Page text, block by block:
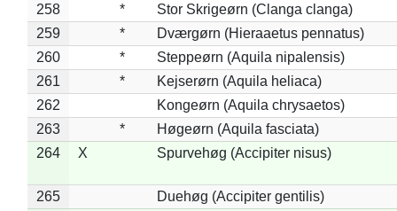
258
*
Stor Skrigeørn (Clanga clanga)
259
*
Dværgørn (Hieraaetus pennatus)
260
*
Steppeørn (Aquila nipalensis)
261
*
Kejserørn (Aquila heliaca)
262
Kongeørn (Aquila chrysaetos)
263
*
Høgeørn (Aquila fasciata)
264
X Spurvehøg (Accipiter nisus)
265
Duehøg (Accipiter gentilis)